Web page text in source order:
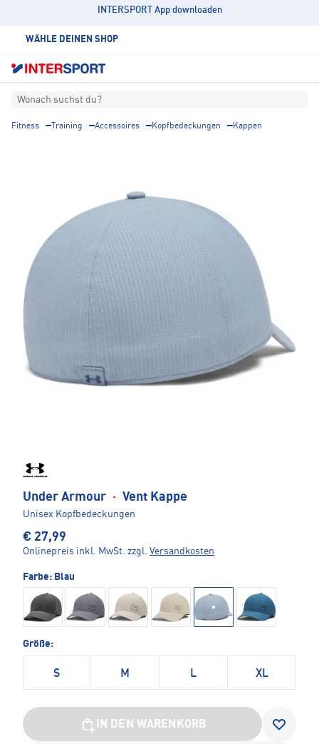
INTERSPORT App downloaden
WÄHLE DEINEN SHOP
Wonach suchst du?
Fitness Training Accessoires Kopfbedeckungen Kappen
Under Armour · Vent Kappe
Unisex Kopfbedeckungen
€ 27,99
Onlinepreis inkl. MwSt. zzgl. Versandkosten
Farbe: Blau
Größe:
S M L XL
IN DEN WARENKORB